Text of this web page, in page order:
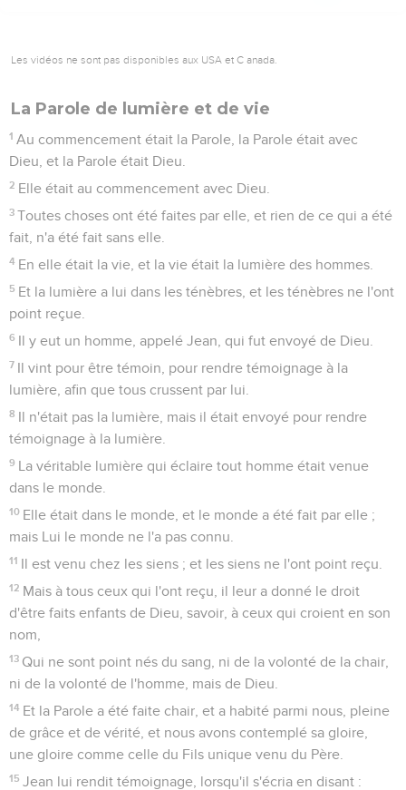
Les vidéos ne sont pas disponibles aux USA et C anada.
La Parole de lumière et de vie
1 Au commencement était la Parole, la Parole était avec
Dieu, et la Parole était Dieu.
2 Elle était au commencement avec Dieu.
3 Toutes choses ont été faites par elle, et rien de ce qui a été
fait, n'a été fait sans elle.
4 En elle était la vie, et la vie était la lumière des hommes.
5 Et la lumière a lui dans les ténèbres, et les ténèbres ne l'ont
point reçue.
6 Il y eut un homme, appelé Jean, qui fut envoyé de Dieu.
7 Il vint pour être témoin, pour rendre témoignage à la
lumière, afin que tous crussent par lui.
8 Il n'était pas la lumière, mais il était envoyé pour rendre
témoignage à la lumière.
9 La véritable lumière qui éclaire tout homme était venue
dans le monde.
10 Elle était dans le monde, et le monde a été fait par elle ;
mais Lui le monde ne l'a pas connu.
11 Il est venu chez les siens ; et les siens ne l'ont point reçu.
12 Mais à tous ceux qui l'ont reçu, il leur a donné le droit
d'être faits enfants de Dieu, savoir, à ceux qui croient en son
nom,
13 Qui ne sont point nés du sang, ni de la volonté de la chair,
ni de la volonté de l'homme, mais de Dieu.
14 Et la Parole a été faite chair, et a habité parmi nous, pleine
de grâce et de vérité, et nous avons contemplé sa gloire,
une gloire comme celle du Fils unique venu du Père.
15 Jean lui rendit témoignage, lorsqu'il s'écria en disant :